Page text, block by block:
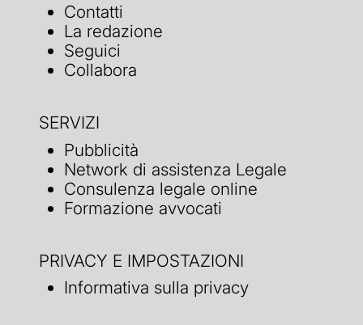
Contatti
La redazione
Seguici
Collabora
SERVIZI
Pubblicità
Network di assistenza Legale
Consulenza legale online
Formazione avvocati
PRIVACY E IMPOSTAZIONI
Informativa sulla privacy